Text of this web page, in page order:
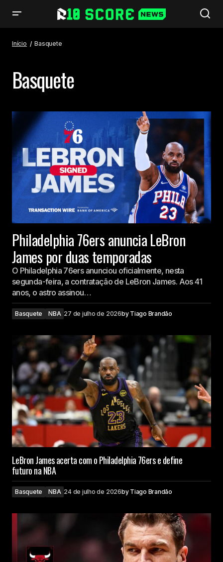
Início Basquete
Basquete
Philadelphia 76ers anuncia LeBron
James por duas temporadas
O Philadelphia 76ers anunciou oficialmente, nesta
segunda-feira, a contratação de LeBron James. Aos 41
anos, o astro assinou…
Basquete NBA 27 de julho de 2026by Tiago Brandão
LeBron James acerta com o Philadelphia 76ers e define
futuro na NBA
Basquete NBA 24 de julho de 2026by Tiago Brandão